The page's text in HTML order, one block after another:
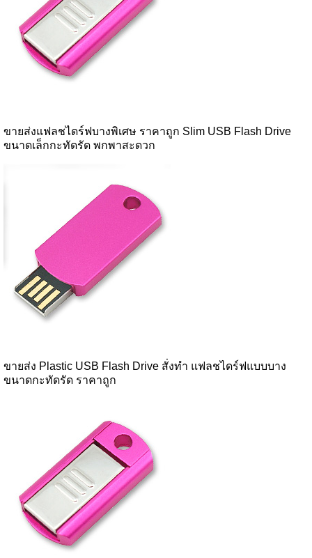
ขายส่งแฟลชไดร์ฟบางพิเศษ ราคาถูก Slim USB Flash Drive
ขนาดเล็กกะทัดรัด พกพาสะดวก
ขายส่ง Plastic USB Flash Drive สั่งทำ แฟลชไดร์ฟแบบบาง
ขนาดกะทัดรัด ราคาถูก